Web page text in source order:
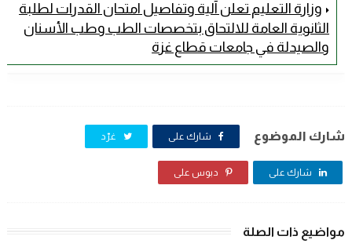
وزارة التعليم تعلن آلية وتفاصيل امتحان القدرات لطلبة
الثانوية العامة للالتحاق بتخصصات الطب وطب الأسنان
والصيدلة في جامعات قطاع غزة
شارك الموضوع شارك على غرّد
شارك على دبوس على
مواضيع ذات الصلة